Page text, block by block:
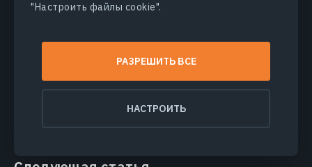
"Настроить файлы cookie".
РАЗРЕШИТЬ ВСЕ
НАСТРОИТЬ
Выращивание Рапса С Помощью